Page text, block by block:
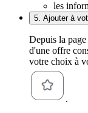
les
5. Ajouter à
Depuis la
d'une offre
votre choix à
.